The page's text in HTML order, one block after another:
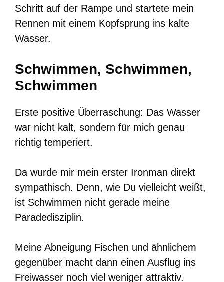
Schritt auf der Rampe und startete mein
Rennen mit einem Kopfsprung ins kalte
Wasser.
Schwimmen, Schwimmen,
Schwimmen
Erste positive Überraschung: Das Wasser
war nicht kalt, sondern für mich genau
richtig temperiert.
Da wurde mir mein erster Ironman direkt
sympathisch. Denn, wie Du vielleicht weißt,
ist Schwimmen nicht gerade meine
Paradedisziplin.
Meine Abneigung Fischen und ähnlichem
gegenüber macht dann einen Ausflug ins
Freiwasser noch viel weniger attraktiv.